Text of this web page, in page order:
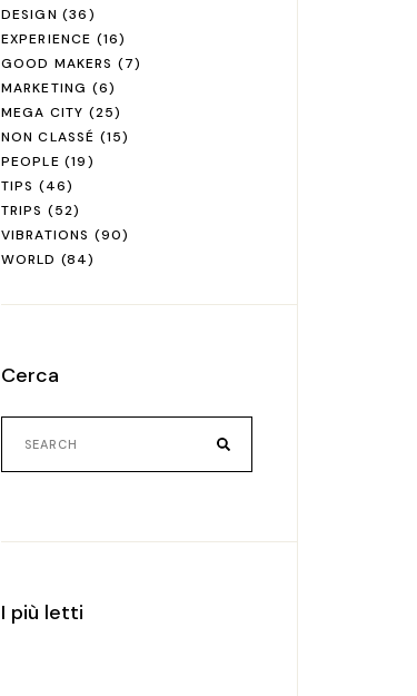
DESIGN (36)
EXPERIENCE (16)
GOOD MAKERS (7)
MARKETING (6)
MEGA CITY (25)
NON CLASSÉ (15)
PEOPLE (19)
TIPS (46)
TRIPS (52)
VIBRATIONS (90)
WORLD (84)
Cerca
Search
for:
I più letti